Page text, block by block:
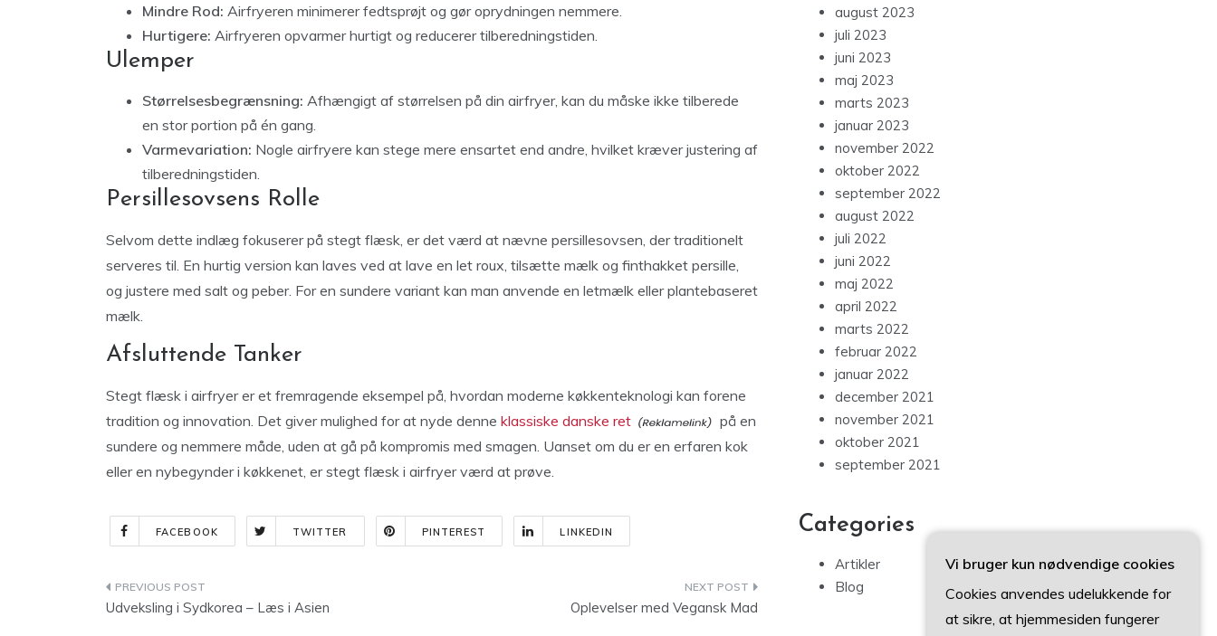
Mindre Rod: Airfryeren minimerer fedtsprøjt og gør oprydningen nemmere.
Hurtigere: Airfryeren opvarmer hurtigt og reducerer tilberedningstiden.
Ulemper
Størrelsesbegrænsning: Afhængigt af størrelsen på din airfryer, kan du måske ikke tilberede
en stor portion på én gang.
Varmevariation: Nogle airfryere kan stege mere ensartet end andre, hvilket kræver justering af
tilberedningstiden.
Persillesovsens Rolle
Selvom dette indlæg fokuserer på stegt flæsk, er det værd at nævne persillesovsen, der traditionelt
serveres til. En hurtig version kan laves ved at lave en let roux, tilsætte mælk og finthakket persille,
og justere med salt og peber. For en sundere variant kan man anvende en letmælk eller plantebaseret
mælk.
Afsluttende Tanker
Stegt flæsk i airfryer er et fremragende eksempel på, hvordan moderne køkkenteknologi kan forene
tradition og innovation. Det giver mulighed for at nyde denne klassiske danske ret
på en
sundere og nemmere måde, uden at gå på kompromis med smagen. Uanset om du er en erfaren kok
eller en nybegynder i køkkenet, er stegt flæsk i airfryer værd at prøve.
FACEBOOK TWITTER PINTEREST LINKEDIN
Indlægsnavigation
Udveksling i Sydkorea – Læs i Asien Oplevelser med Vegansk Mad
august 2023
juli 2023
juni 2023
maj 2023
marts 2023
januar 2023
november 2022
oktober 2022
september 2022
august 2022
juli 2022
juni 2022
maj 2022
april 2022
marts 2022
februar 2022
januar 2022
december 2021
november 2021
oktober 2021
september 2021
Categories
Artikler
Blog
Vi bruger kun nødvendige cookies
Cookies anvendes udelukkende for
at sikre, at hjemmesiden fungerer